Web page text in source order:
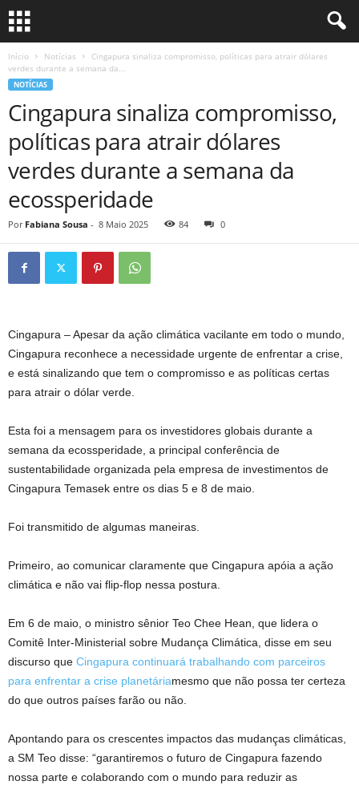
Início Notícias
Cingapura sinaliza compromisso, políticas para atrair dólares
verdes durante a semana da...
NOTÍCIAS
Cingapura sinaliza compromisso,
políticas para atrair dólares
verdes durante a semana da
ecossperidade
Por Fabiana Sousa - 8 Maio 2025 84 0
Cingapura – Apesar da ação climática vacilante em todo o mundo,
Cingapura reconhece a necessidade urgente de enfrentar a crise,
e está sinalizando que tem o compromisso e as políticas certas
para atrair o dólar verde.
Esta foi a mensagem para os investidores globais durante a
semana da ecossperidade, a principal conferência de
sustentabilidade organizada pela empresa de investimentos de
Cingapura Temasek entre os dias 5 e 8 de maio.
Foi transmitido de algumas maneiras.
Primeiro, ao comunicar claramente que Cingapura apóia a ação
climática e não vai flip-flop nessa postura.
Em 6 de maio, o ministro sênior Teo Chee Hean, que lidera o
Comitê Inter-Ministerial sobre Mudança Climática, disse em seu
discurso que Cingapura continuará trabalhando com parceiros
para enfrentar a crise planetáriamesmo que não possa ter certeza
do que outros países farão ou não.
Apontando para os crescentes impactos das mudanças climáticas,
a SM Teo disse: “garantiremos o futuro de Cingapura fazendo
nossa parte e colaborando com o mundo para reduzir as